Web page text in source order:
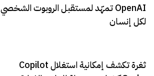
OpenAI تمهّد لمستقبل الروبوت الشخصي
لكل إنسان
ثغرة تكشف إمكانية استغلال Copilot